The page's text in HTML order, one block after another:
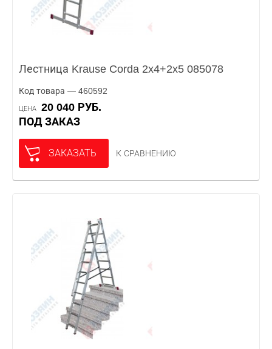
Лестница Krause Corda 2x4+2x5 085078
Код товара — 460592
ЦЕНА
20 040 РУБ.
ПОД ЗАКАЗ
ЗАКАЗАТЬ К СРАВНЕНИЮ